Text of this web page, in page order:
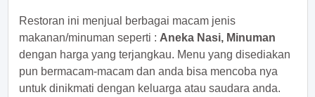
Restoran ini menjual berbagai macam jenis
makanan/minuman seperti : Aneka Nasi, Minuman
dengan harga yang terjangkau. Menu yang disediakan
pun bermacam-macam dan anda bisa mencoba nya
untuk dinikmati dengan keluarga atau saudara anda.